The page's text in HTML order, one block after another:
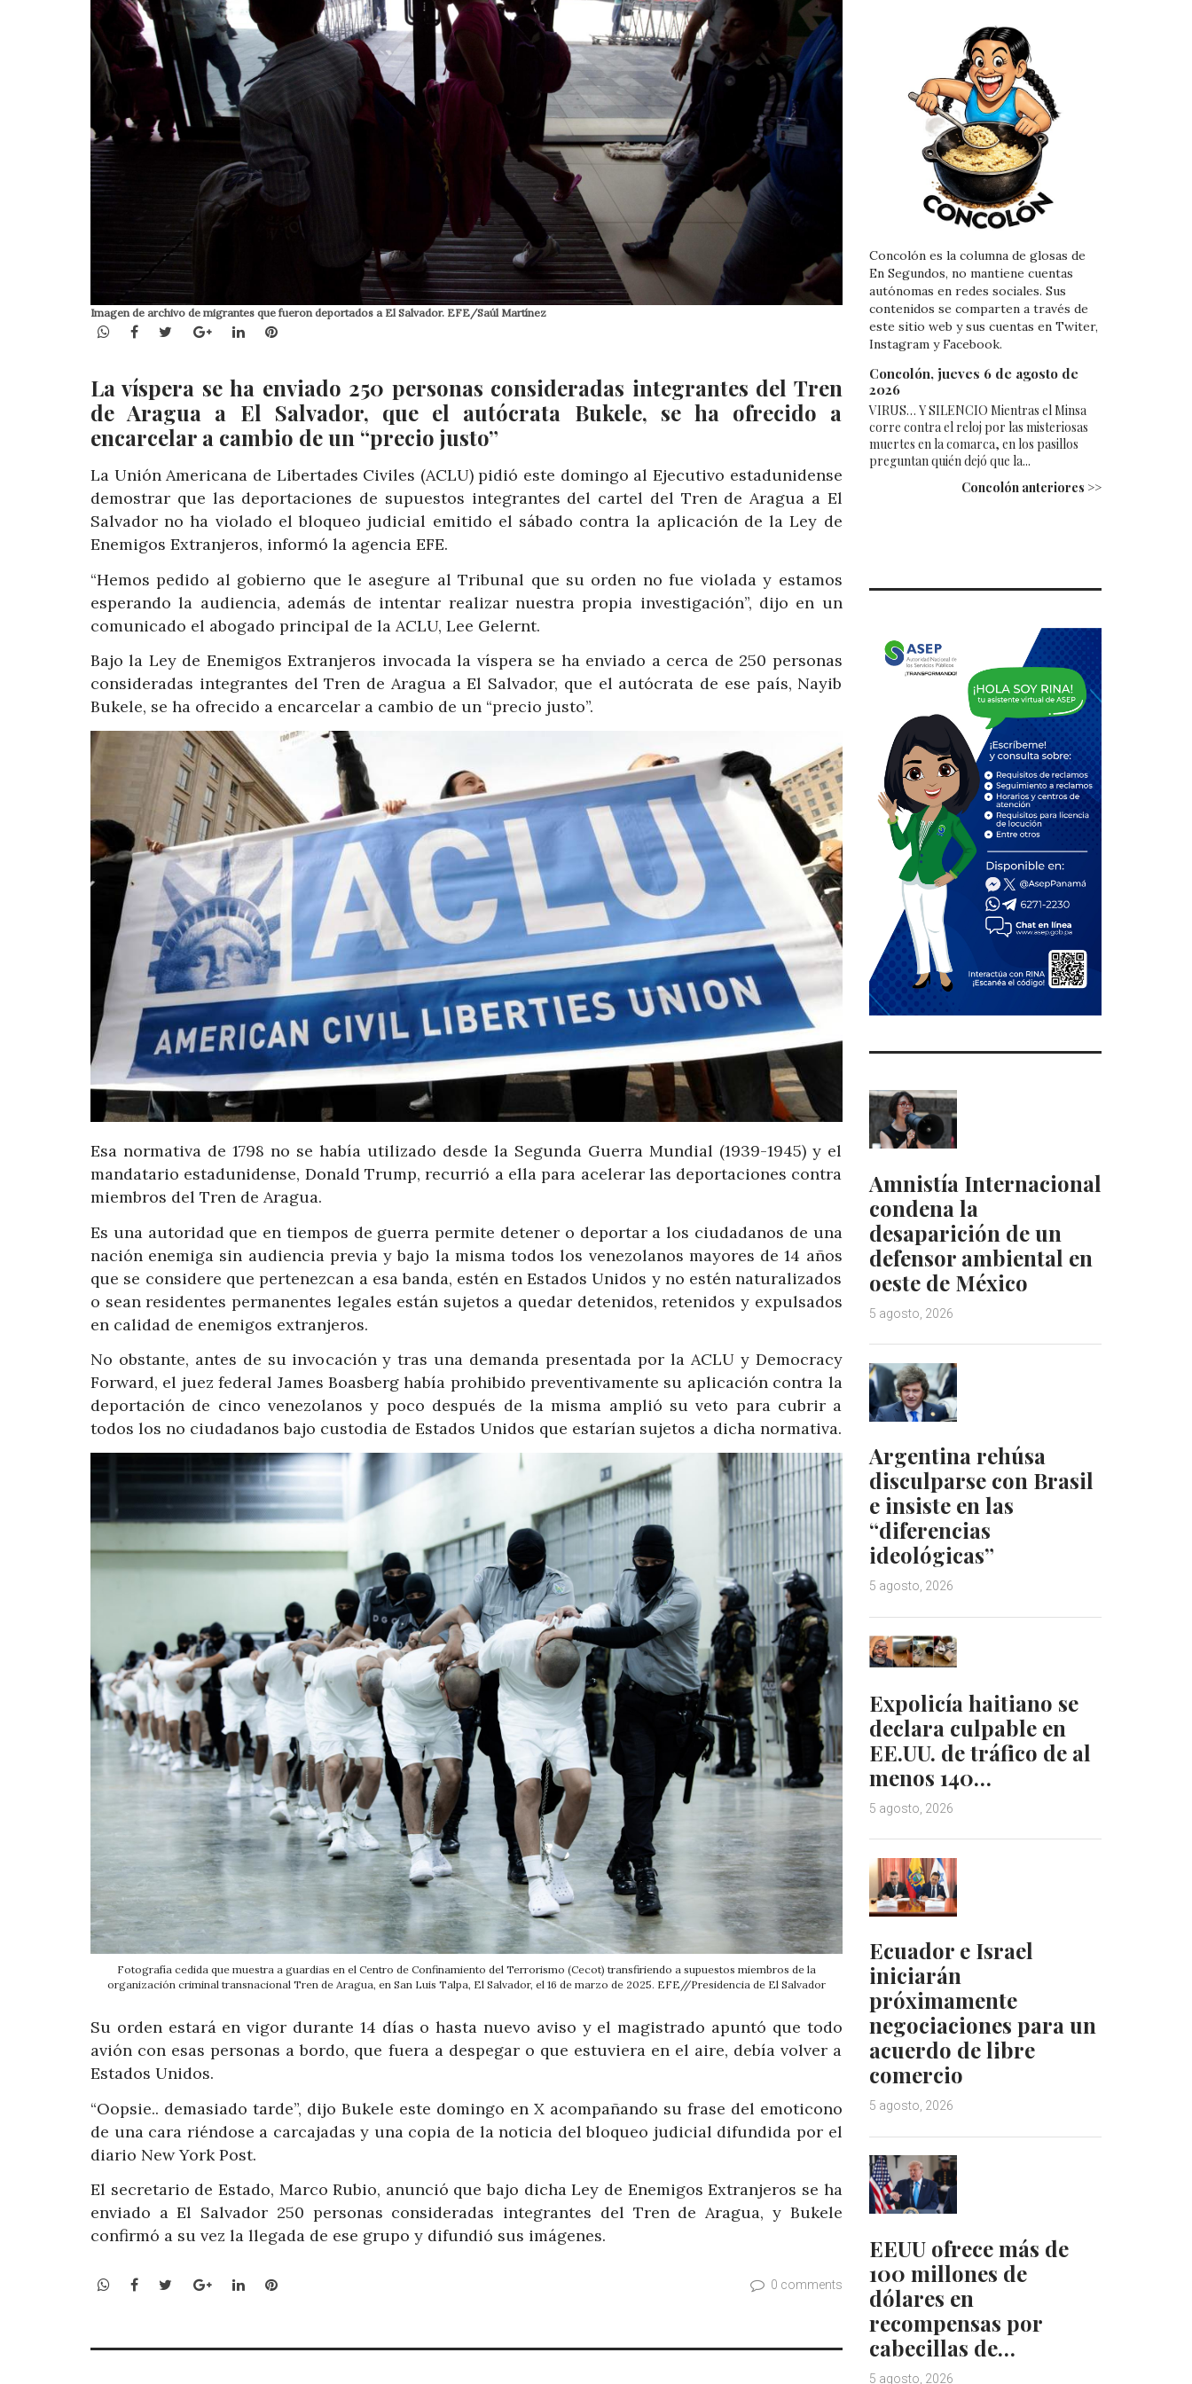
Imagen de archivo de migrantes que fueron deportados a El Salvador. EFE/Saúl Martínez
WhatsApp
Facebook
TwitterGoogle+LinkedInPinterest
La víspera se ha enviado 250 personas consideradas integrantes del Tren
de Aragua a El Salvador, que el autócrata Bukele, se ha ofrecido a
encarcelar a cambio de un “precio justo”
La Unión Americana de Libertades Civiles (ACLU) pidió este domingo al Ejecutivo estadunidense
demostrar que las deportaciones de supuestos integrantes del cartel del Tren de Aragua a El
Salvador no ha violado el bloqueo judicial emitido el sábado contra la aplicación de la Ley de
Enemigos Extranjeros, informó la agencia EFE.
“Hemos pedido al gobierno que le asegure al Tribunal que su orden no fue violada y estamos
esperando la audiencia, además de intentar realizar nuestra propia investigación”, dijo en un
comunicado el abogado principal de la ACLU, Lee Gelernt.
Bajo la Ley de Enemigos Extranjeros invocada la víspera se ha enviado a cerca de 250 personas
consideradas integrantes del Tren de Aragua a El Salvador, que el autócrata de ese país, Nayib
Bukele, se ha ofrecido a encarcelar a cambio de un “precio justo”.
Esa normativa de 1798 no se había utilizado desde la Segunda Guerra Mundial (1939-1945) y el
mandatario estadunidense, Donald Trump, recurrió a ella para acelerar las deportaciones contra
miembros del Tren de Aragua.
Es una autoridad que en tiempos de guerra permite detener o deportar a los ciudadanos de una
nación enemiga sin audiencia previa y bajo la misma todos los venezolanos mayores de 14 años
que se considere que pertenezcan a esa banda, estén en Estados Unidos y no estén naturalizados
o sean residentes permanentes legales están sujetos a quedar detenidos, retenidos y expulsados
en calidad de enemigos extranjeros.
No obstante, antes de su invocación y tras una demanda presentada por la ACLU y Democracy
Forward, el juez federal James Boasberg había prohibido preventivamente su aplicación contra la
deportación de cinco venezolanos y poco después de la misma amplió su veto para cubrir a
todos los no ciudadanos bajo custodia de Estados Unidos que estarían sujetos a dicha normativa.
Fotografía cedida que muestra a guardias en el Centro de Confinamiento del Terrorismo (Cecot) transfiriendo a supuestos miembros de la
organización criminal transnacional Tren de Aragua, en San Luis Talpa, El Salvador, el 16 de marzo de 2025. EFE//Presidencia de El Salvador
Su orden estará en vigor durante 14 días o hasta nuevo aviso y el magistrado apuntó que todo
avión con esas personas a bordo, que fuera a despegar o que estuviera en el aire, debía volver a
Estados Unidos.
“Oopsie.. demasiado tarde”, dijo Bukele este domingo en X acompañando su frase del emoticono
de una cara riéndose a carcajadas y una copia de la noticia del bloqueo judicial difundida por el
diario New York Post.
El secretario de Estado, Marco Rubio, anunció que bajo dicha Ley de Enemigos Extranjeros se ha
enviado a El Salvador 250 personas consideradas integrantes del Tren de Aragua, y Bukele
confirmó a su vez la llegada de ese grupo y difundió sus imágenes.
WhatsApp
Facebook
TwitterGoogle+LinkedInPinterest 0 comments
Concolón es la columna de glosas de
En Segundos, no mantiene cuentas
autónomas en redes sociales. Sus
contenidos se comparten a través de
este sitio web y sus cuentas en Twiter,
Instagram y Facebook.
Concolón, jueves 6 de agosto de
2026
VIRUS… Y SILENCIO Mientras el Minsa
corre contra el reloj por las misteriosas
muertes en la comarca, en los pasillos
preguntan quién dejó que la...
Concolón anteriores >>
Amnistía Internacional
condena la
desaparición de un
defensor ambiental en
oeste de México
5 agosto, 2026
Argentina rehúsa
disculparse con Brasil
e insiste en las
“diferencias
ideológicas”
5 agosto, 2026
Expolicía haitiano se
declara culpable en
EE.UU. de tráfico de al
menos 140…
5 agosto, 2026
Ecuador e Israel
iniciarán
próximamente
negociaciones para un
acuerdo de libre
comercio
5 agosto, 2026
EEUU ofrece más de
100 millones de
dólares en
recompensas por
cabecillas de…
5 agosto, 2026